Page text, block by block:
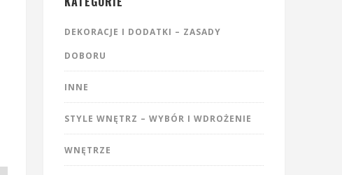
DEKORACJE I DODATKI – ZASADY
DOBORU
INNE
STYLE WNĘTRZ – WYBÓR I WDROŻENIE
WNĘTRZE